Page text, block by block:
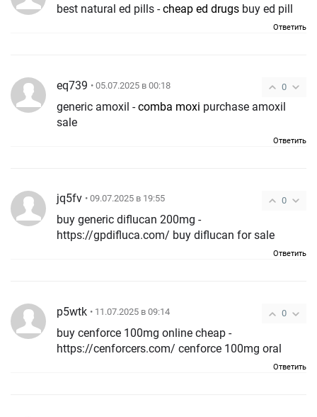
best natural ed pills -cheap ed drugs buy ed pill
Ответить
0
eq739 • 05.07.2025 в 00:18
generic amoxil -comba moxi purchase amoxil
sale
Ответить
0
jq5fv • 09.07.2025 в 19:55
buy generic diflucan 200mg -
https://gpdifluca.com/ buy diflucan for sale
Ответить
0
p5wtk • 11.07.2025 в 09:14
buy cenforce 100mg online cheap -
https://cenforcers.com/ cenforce 100mg oral
Ответить